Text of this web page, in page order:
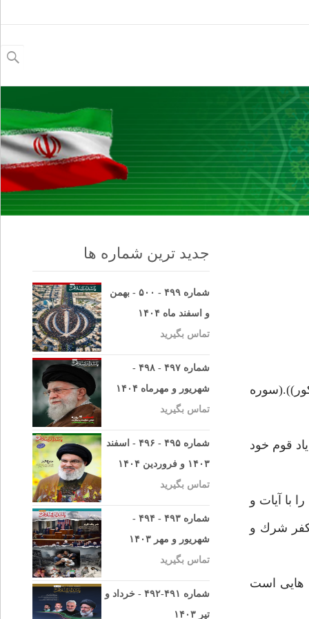
برای:
قوم خود
با آيات و
كفر شرك و
هايى است
جدید ترین شماره ها
شماره ۴۹۹ - ۵۰۰ - بهمن
و اسفند ماه ۱۴۰۴
تماس بگیرید
شماره ۴۹۷ - ۴۹۸ -
شهریور و مهرماه ۱۴۰۴
تماس بگیرید
شماره ۴۹۵ - ۴۹۶ - اسفند
۱۴۰۳ و فروردین ۱۴۰۴
تماس بگیرید
شماره ۴۹۳ - ۴۹۴ -
شهریور و مهر ۱۴۰۳
تماس بگیرید
شماره ۴۹۱-۴۹۲ - خرداد و
تیر ۱۴۰۳